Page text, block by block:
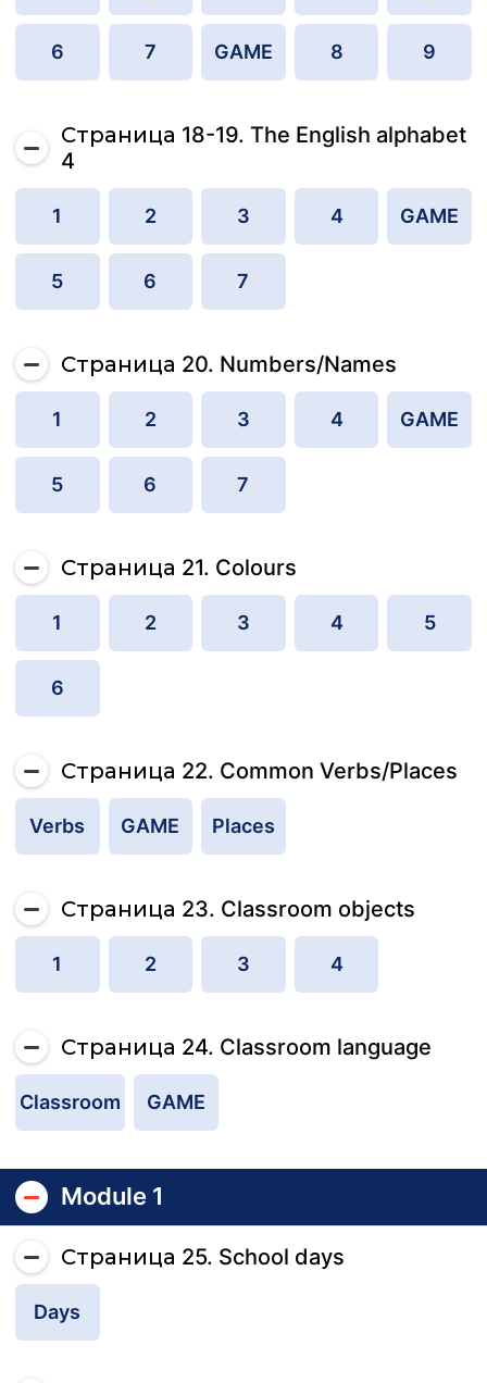
6 7 GAME 8 9
Страница 18-19. The English alphabet
4
1 2 3 4 GAME
5 6 7
Страница 20. Numbers/Names
1 2 3 4 GAME
5 6 7
Страница 21. Colours
1 2 3 4 5
6
Страница 22. Common Verbs/Places
Verbs GAME Places
Страница 23. Classroom objects
1 2 3 4
Страница 24. Classroom language
Classroom GAME
Module 1
Страница 25. School days
Days